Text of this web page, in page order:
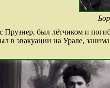
Прузнер, был лётчиком и
в эвакуации на Урале,